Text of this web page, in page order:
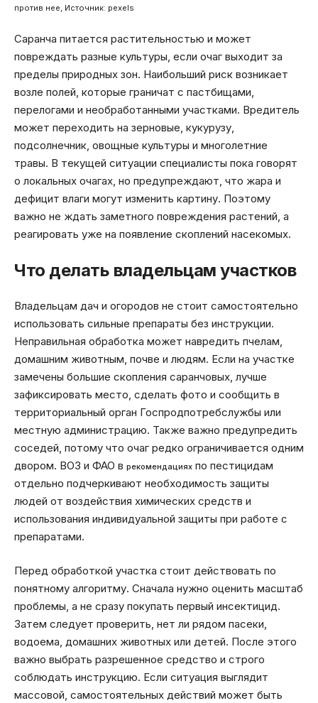
против нее, Источник: pexels
Саранча питается растительностью и может
повреждать разные культуры, если очаг выходит за
пределы природных зон. Наибольший риск возникает
возле полей, которые граничат с пастбищами,
перелогами и необработанными участками. Вредитель
может переходить на зерновые, кукурузу,
подсолнечник, овощные культуры и многолетние
травы. В текущей ситуации специалисты пока говорят
о локальных очагах, но предупреждают, что жара и
дефицит влаги могут изменить картину. Поэтому
важно не ждать заметного повреждения растений, а
реагировать уже на появление скоплений насекомых.
Что делать владельцам участков
Владельцам дач и огородов не стоит самостоятельно
использовать сильные препараты без инструкции.
Неправильная обработка может навредить пчелам,
домашним животным, почве и людям. Если на участке
замечены большие скопления саранчовых, лучше
зафиксировать место, сделать фото и сообщить в
территориальный орган Госпродпотребслужбы или
местную администрацию. Также важно предупредить
соседей, потому что очаг редко ограничивается одним
двором. ВОЗ и ФАО в рекомендациях по пестицидам
отдельно подчеркивают необходимость защиты
людей от воздействия химических средств и
использования индивидуальной защиты при работе с
препаратами.
Перед обработкой участка стоит действовать по
понятному алгоритму. Сначала нужно оценить масштаб
проблемы, а не сразу покупать первый инсектицид.
Затем следует проверить, нет ли рядом пасеки,
водоема, домашних животных или детей. После этого
важно выбрать разрешенное средство и строго
соблюдать инструкцию. Если ситуация выглядит
массовой, самостоятельных действий может быть